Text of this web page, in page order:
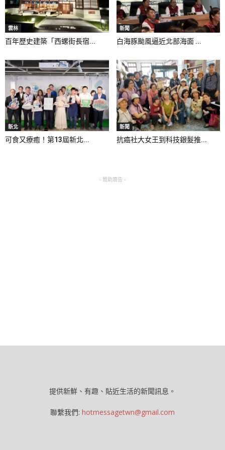
雲林
百年歷史建築「西螺街長宿...
新聞
白海豚颱風逼近北部海面 ...
新北
可食又療癒！第13屆新北...
新聞
抗癌社大女王到科技銀髮推...
- 贊助廣告 -
提供新鮮、有趣、貼近生活的新聞訊息。
聯繫我們: hotmessagetwn@gmail.com